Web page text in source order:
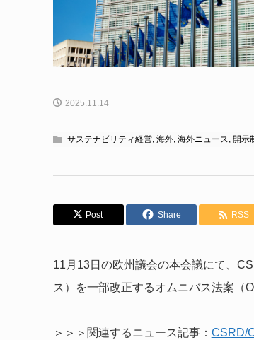
2025.11.14
サステナビリティ経営, 海外, 海外ニュース, 開示
Post Share RSS
11月13日の欧州議会の本会議にて、
ス）を一部改正するオムニバス法案（
＞＞＞関連するニュース記事： CSRD/